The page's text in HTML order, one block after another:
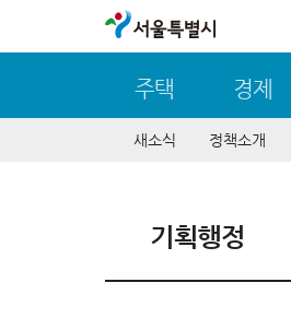
서울특별시
주택 경제
새소식 정책소개
기획행정